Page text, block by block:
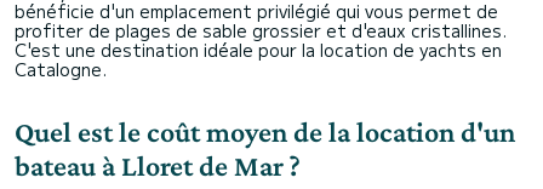
bénéficie d'un emplacement privilégié qui vous permet de
profiter de plages de sable grossier et d'eaux cristallines.
C'est une destination idéale pour la location de yachts en
Catalogne.
Quel est le coût moyen de la location d'un
bateau à Lloret de Mar ?